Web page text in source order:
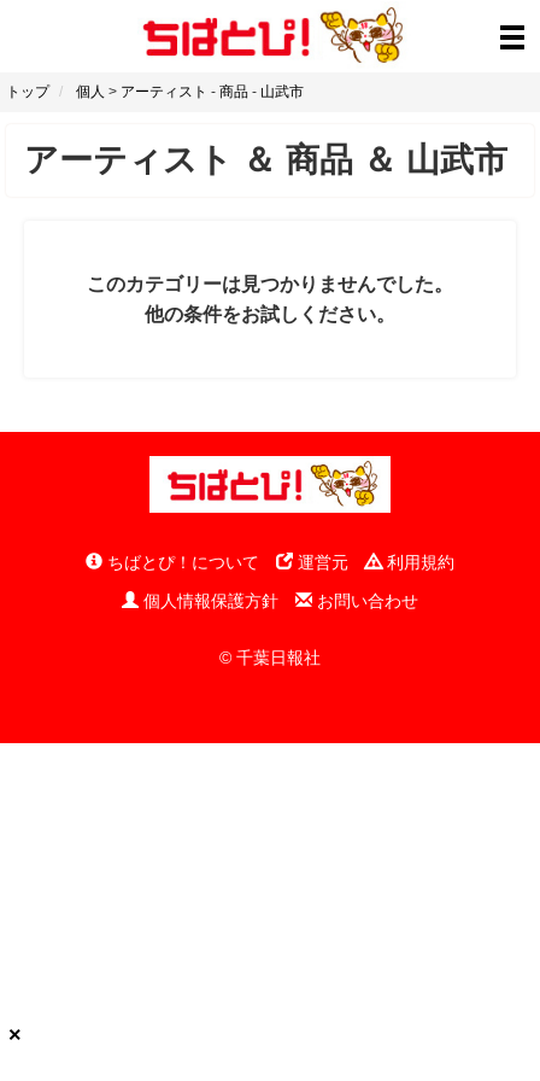
トップ 個人 > アーティスト - 商品 - 山武市
アーティスト ＆ 商品 ＆ 山武市
このカテゴリーは見つかりませんでした。
他の条件をお試しください。
ちばとぴ！について 運営元
利用規約
個人情報保護方針
お問い合わせ
© 千葉日報社
×